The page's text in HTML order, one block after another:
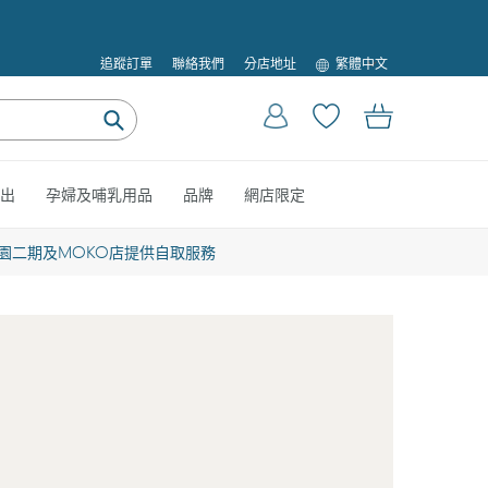
追蹤訂單 聯絡我們 分店地址
語
言
繁體中文
提
登入 購物車
孕婦及哺乳用品 品牌 網店限定
二期及MOKO店提供自取服務